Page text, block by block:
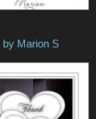
Lessen
S